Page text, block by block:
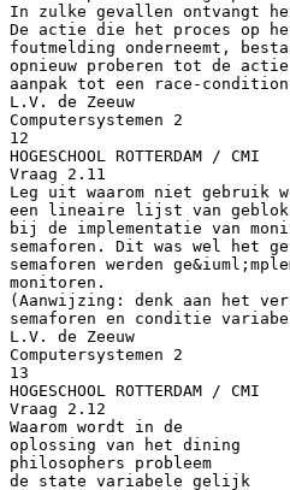
In zulke gevallen ontvangt
De actie die het proces op
foutmelding onderneemt,
opnieuw proberen tot de
aanpak tot een race-
L.V. de Zeeuw
Computersystemen 2
12
HOGESCHOOL ROTTERDAM / CMI
Vraag 2.11
Leg uit waarom niet gebruik
een lineaire lijst van
bij de implementatie van
semaforen. Dit was wel het
semaforen werden
monitoren.
(Aanwijzing: denk aan het
semaforen en conditie
L.V. de Zeeuw
Computersystemen 2
13
HOGESCHOOL ROTTERDAM / CMI
Vraag 2.12
Waarom wordt in de
oplossing van het dining
philosophers probleem
de state variabele gelijk